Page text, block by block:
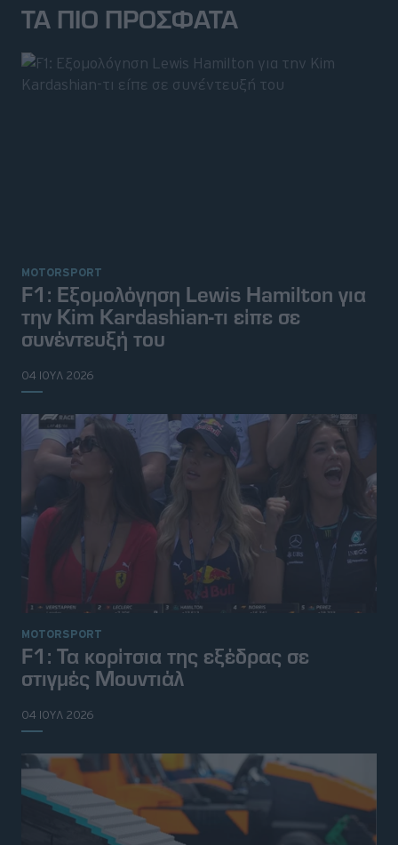
ΤΑ ΠΙΟ ΠΡΟΣΦΑΤΑ
MOTORSPORT
F1: Εξομολόγηση Lewis Hamilton για
την Kim Kardashian-τι είπε σε
συνέντευξή του
04 ΙΟΥΛ 2026
MOTORSPORT
F1: Τα κορίτσια της εξέδρας σε
στιγμές Μουντιάλ
04 ΙΟΥΛ 2026